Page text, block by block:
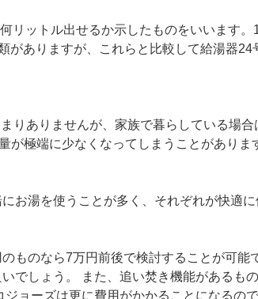
リットル出せるか示したものをいいます
ありますが、これらと比較して給湯器24
ありませんが、家族で暮らしている場
極端に少なくなってしまうことがあり
湯を使うことが多く、それぞれが快適
ものなら7万円前後で検討することが可
でしょう。 また、追い焚き機能があるも
ョーズは更に費用がかかることになるの